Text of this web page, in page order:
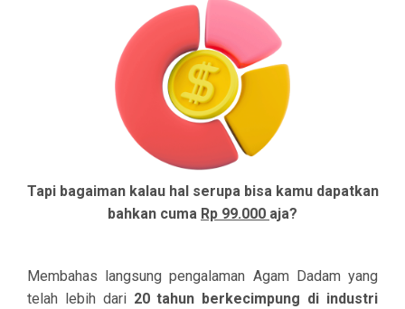
Tapi bagaiman kalau hal serupa bisa kamu dapatkan
bahkan cuma Rp 99.000 aja?
Membahas langsung pengalaman Agam Dadam yang
telah lebih dari 20 tahun berkecimpung di industri